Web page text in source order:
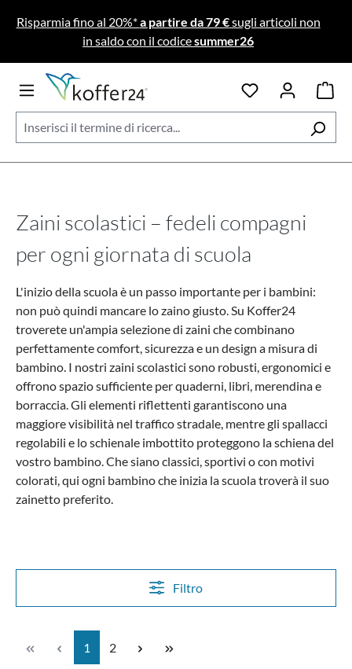
Passa al contenuto principale
Risparmia fino al 20%*a partire da 79 €sugli articoli non
in saldo con il codicesummer26
Zaini scolastici – fedeli compagni
per ogni giornata di scuola
L'inizio della scuola è un passo importante per i bambini:
non può quindi mancare lo zaino giusto. Su Koffer24
troverete un'ampia selezione di zaini che combinano
perfettamente comfort, sicurezza e un design a misura di
bambino. I nostri zaini scolastici sono robusti, ergonomici e
offrono spazio sufficiente per quaderni, libri, merendina e
borraccia. Gli elementi riflettenti garantiscono una
maggiore visibilità nel traffico stradale, mentre gli spallacci
regolabili e lo schienale imbottito proteggono la schiena del
vostro bambino. Che siano classici, sportivi o con motivi
colorati, qui ogni bambino che inizia la scuola troverà il suo
zainetto preferito.
Filtro
Pagina
1 Pagina
2